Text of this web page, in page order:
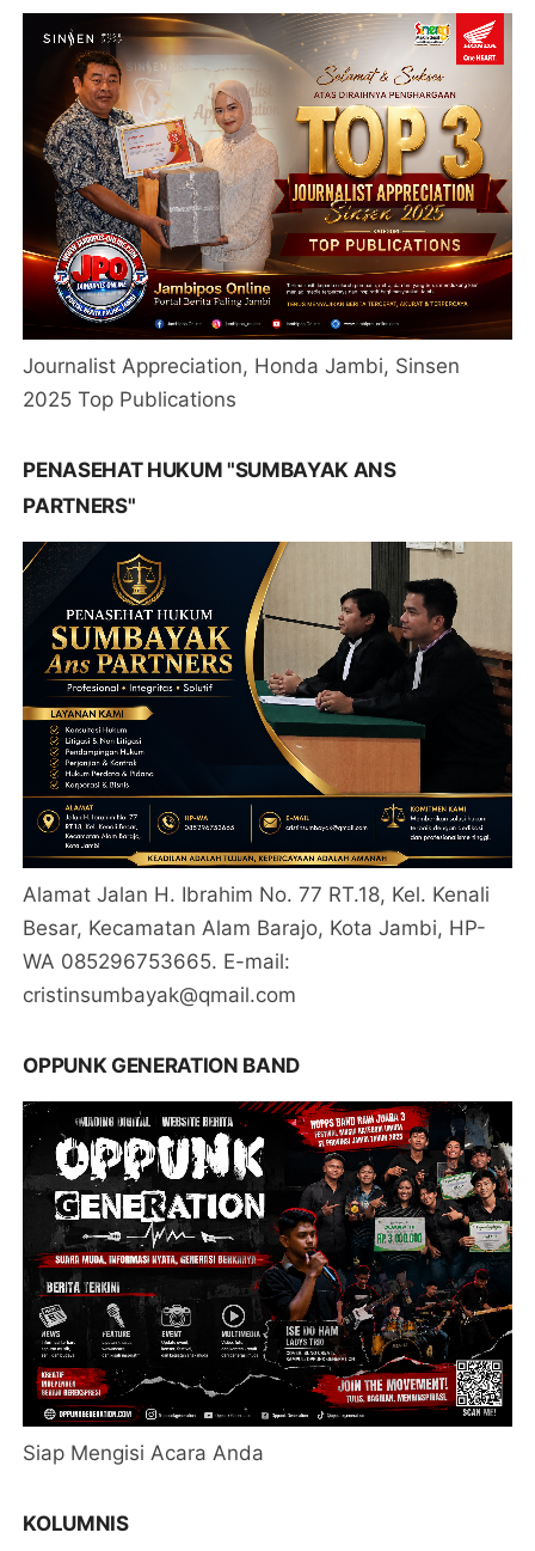
Journalist Appreciation, Honda Jambi, Sinsen
2025 Top Publications
PENASEHAT HUKUM "SUMBAYAK ANS
PARTNERS"
Alamat Jalan H. Ibrahim No. 77 RT.18, Kel. Kenali
Besar, Kecamatan Alam Barajo, Kota Jambi, HP-
WA 085296753665. E-mail:
cristinsumbayak@qmail.com
OPPUNK GENERATION BAND
Siap Mengisi Acara Anda
KOLUMNIS